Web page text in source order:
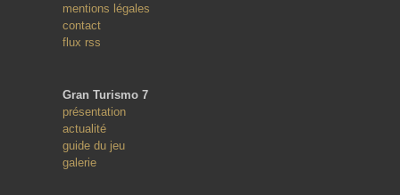
mentions légales
contact
flux rss
Gran Turismo 7
présentation
actualité
guide du jeu
galerie